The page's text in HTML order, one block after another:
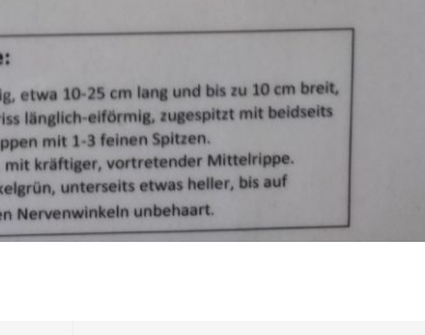
Weißdorn
Andere